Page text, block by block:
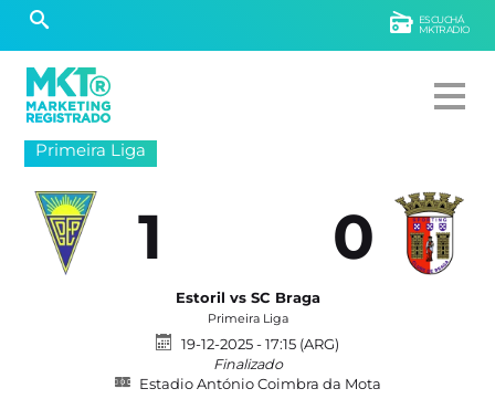
ESCUCHÁ
MKTRADIO
Primeira Liga
1 0
Estoril vs SC Braga
Primeira Liga
19-12-2025 - 17:15 (ARG)
Finalizado
Estadio António Coimbra da Mota